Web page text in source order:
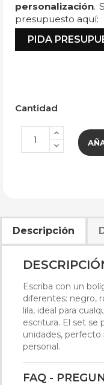
personalización.
presupuesto aquí:
PIDA
Cantidad
Descripción
Escriba con un
diferentes: negro,
lila, ideal para
escritura. El set se
unidades, perfecto
personal.
FAQ -